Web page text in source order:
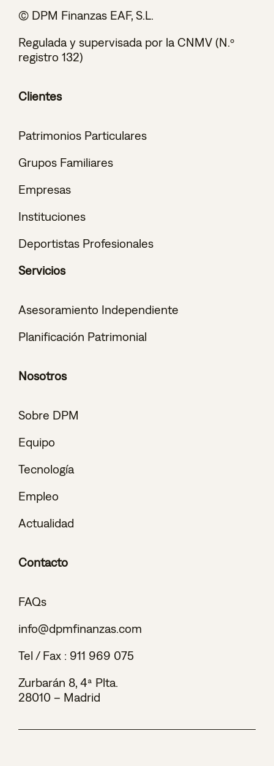
© DPM Finanzas EAF, S.L.
Regulada y supervisada por la CNMV (N.º
registro 132)
Clientes
Patrimonios Particulares
Grupos Familiares
Empresas
Instituciones
Deportistas Profesionales
Servicios
Asesoramiento Independiente
Planificación Patrimonial
Nosotros
Sobre DPM
Equipo
Tecnología
Empleo
Actualidad
Contacto
FAQs
info@dpmfinanzas.com
Tel / Fax : 911 969 075
Zurbarán 8, 4ª Plta.
28010 – Madrid